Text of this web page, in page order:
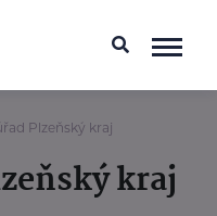
Plzeňský kraj
kraj